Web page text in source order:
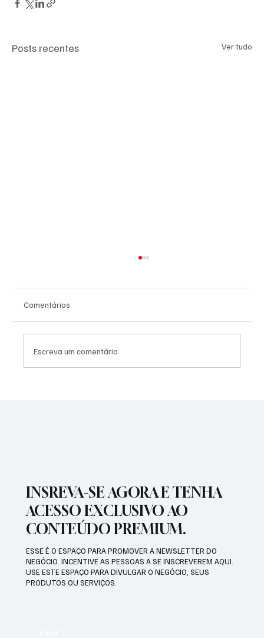
Posts recentes Ver tudo
Comentários
Escreva um comentário
INSREVA-SE AGORA E TENHA
ACESSO EXCLUSIVO AO
CONTEÚDO PREMIUM.
ESSE É O ESPAÇO PARA PROMOVER A NEWSLETTER DO
NEGÓCIO. INCENTIVE AS PESSOAS A SE INSCREVEREM AQUI.
USE ESTE ESPAÇO PARA DIVULGAR O NEGÓCIO, SEUS
PRODUTOS OU SERVIÇOS.